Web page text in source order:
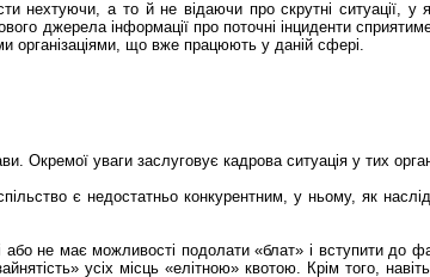
а то й не відаючи про скрутні ситуації, у
джерела інформації про поточні інциденти
організаціями, що вже працюють у даній сфері.
Окремої уваги заслуговує кадрова ситуація у тих
є недостатньо конкурентним, у ньому, як
не має можливості подолати «блат» і вступити до
усіх місць «елітною» квотою. Крім того,